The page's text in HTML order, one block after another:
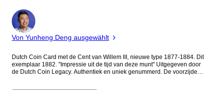
Experte
Von Yunheng Deng ausgewählt
Dutch Coin Card met de Cent van Willem III, nieuwe type 1877-1884. Dit
exemplaar 1882. ''Impressie uit de tijd van deze munt'' Uitgegeven door
de Dutch Coin Legacy. Authentiek en uniek genummerd. De voorzijde